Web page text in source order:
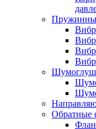
Обратные